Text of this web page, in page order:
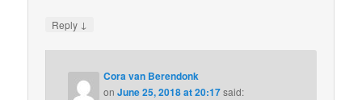
Reply ↓
Cora van Berendonk
onJune 25, 2018 at 20:17said: